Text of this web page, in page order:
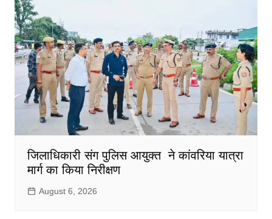
जिलाधिकारी संग पुलिस आयुक्त ने कांवरिया यात्रा
मार्ग का किया निरीक्षण
August 6, 2026